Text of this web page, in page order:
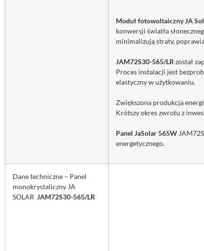
Moduł fotowoltaiczny JA
konwersji światła
minimalizują straty,
JAM72S30-565/LR został
Proces instalacji jest
elastyczny w użytkowaniu.
Zwiększona produkcja
Krótszy okres zwrotu z
Panel JaSolar 565W
energetycznego.
Dane techniczne – Panel
monokrystaliczny JA
SOLAR JAM72S30-565/LR